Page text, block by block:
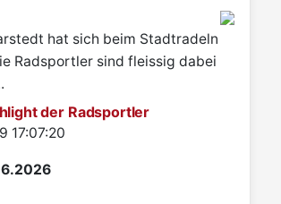
hat sich beim Stadtradeln
Radsportler sind fleissig dabei
der Radsportler
17:07:20